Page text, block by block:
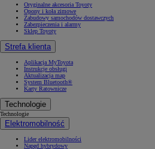
Oryginalne akcesoria Toyoty
Opony i koła zimowe
Zabudowy samochodów dostawczych
Zabezpieczenia i alarmy
Sklep Toyoty
Strefa klienta
Aplikacja MyToyota
Instrukcje obsługi
Aktualizacja map
System Bluetooth®
Karty Ratownicze
Technologie
Technologie
Elektromobilność
Lider elektromobilności
Napęd hybrydowy